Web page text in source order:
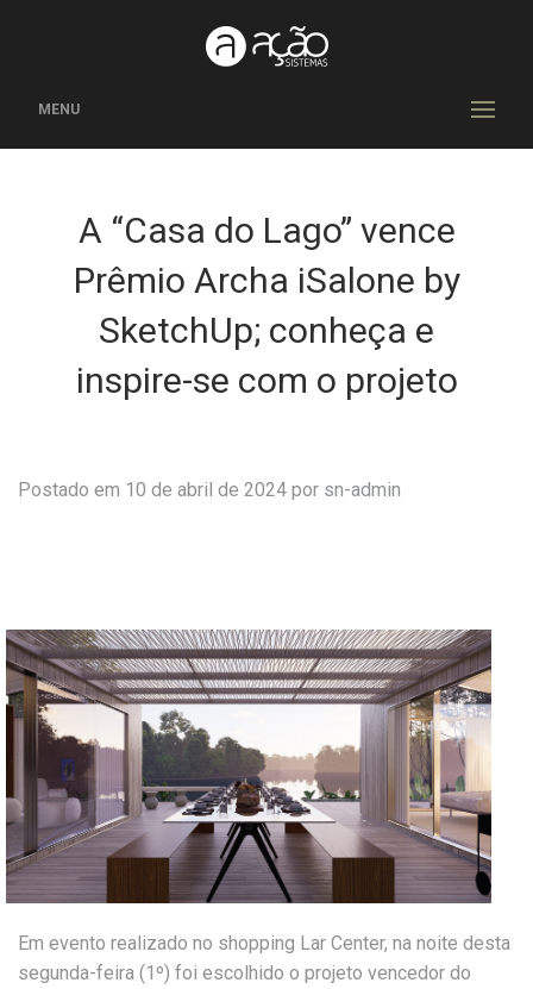
MENU
A “Casa do Lago” vence
Prêmio Archa iSalone by
SketchUp; conheça e
inspire-se com o projeto
Postado em 10 de abril de 2024 por sn-admin
Em evento realizado no shopping Lar Center, na noite desta
segunda-feira (1º) foi escolhido o projeto vencedor do